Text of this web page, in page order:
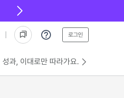
로그인
성과, 이대로만 따라가요.